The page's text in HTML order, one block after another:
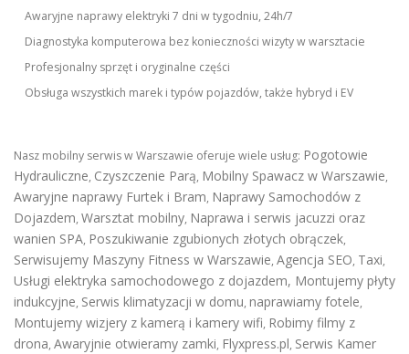
Awaryjne naprawy elektryki 7 dni w tygodniu, 24h/7
Diagnostyka komputerowa bez konieczności wizyty w warsztacie
Profesjonalny sprzęt i oryginalne części
Obsługa wszystkich marek i typów pojazdów, także hybryd i EV
Nasz mobilny serwis w Warszawie oferuje wiele usług: Pogotowie
Hydrauliczne, Czyszczenie Parą, Mobilny Spawacz w Warszawie,
Awaryjne naprawy Furtek i Bram, Naprawy Samochodów z
Dojazdem, Warsztat mobilny, Naprawa i serwis jacuzzi oraz
wanien SPA, Poszukiwanie zgubionych złotych obrączek,
Serwisujemy Maszyny Fitness w Warszawie, Agencja SEO, Taxi,
Usługi elektryka samochodowego z dojazdem, Montujemy płyty
indukcyjne, Serwis klimatyzacji w domu, naprawiamy fotele,
Montujemy wizjery z kamerą i kamery wifi, Robimy filmy z
drona, Awaryjnie otwieramy zamki, Flyxpress.pl, Serwis Kamer